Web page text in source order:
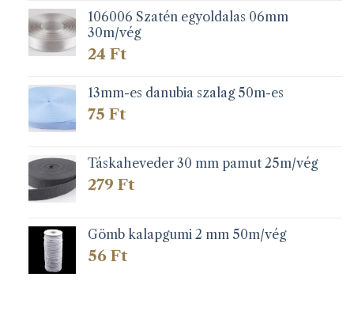
106006 Szatén egyoldalas 06mm
30m/vég
24 Ft
13mm-es danubia szalag 50m-es
75 Ft
Táskaheveder 30 mm pamut 25m/vég
279 Ft
Gömb kalapgumi 2 mm 50m/vég
56 Ft